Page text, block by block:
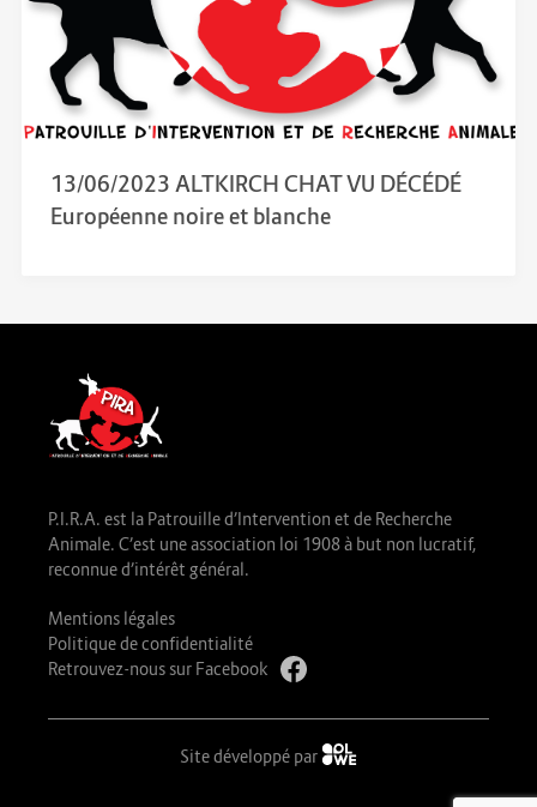
13/06/2023 ALTKIRCH CHAT VU DÉCÉDÉ
Européenne noire et blanche
P.I.R.A. est la Patrouille d’Intervention et de Recherche
Animale. C’est une association loi 1908 à but non lucratif,
reconnue d’intérêt général.
Mentions légales
Politique de confidentialité
Retrouvez-nous sur Facebook
Site développé par